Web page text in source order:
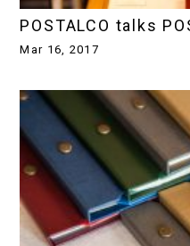
POSTALCO talks
Mar 16, 2017